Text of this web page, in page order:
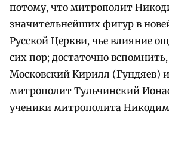
потому, что митрополит
значительнейших фигур в
Русской Церкви, чье влияние
сих пор; достаточно
Московский Кирилл (Гундяев)
митрополит Тульчинский
ученики митрополита